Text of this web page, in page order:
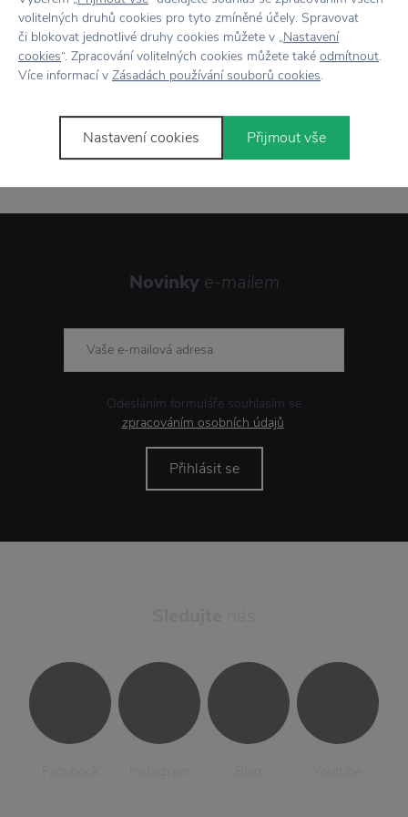
Showroom ve Zlíně
Stojí zapozornost
Novinky e-mailem
Odesláním formuláře souhlasím se
zpracováním osobních údajů.
Přihlásit se
volitelných druhů cookies pro tyto zmíněné účely. Spravovat
či blokovat jednotlivé druhy cookies můžete v „Nastavení
cookies“. Zpracování volitelných cookies můžete také odmítnout.
Více informací v Zásadách používání souborů cookies.
Nastavení cookies Přijmout vše